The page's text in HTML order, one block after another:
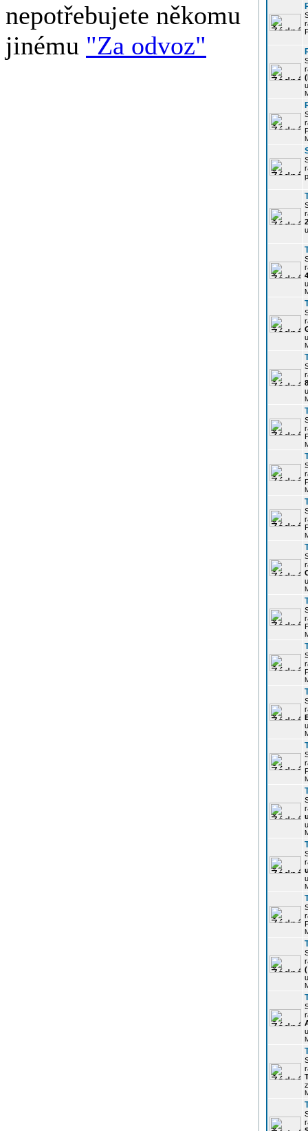
nepotřebujete někomu
jinému "Za odvoz"